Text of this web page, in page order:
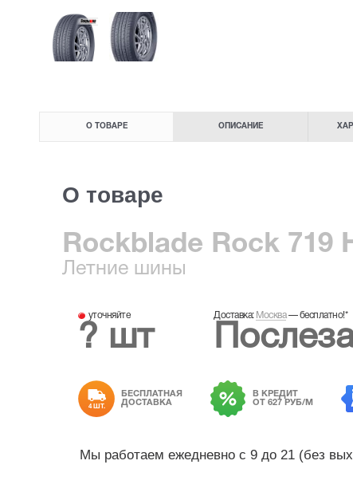
О ТОВАРЕ ОПИСАНИЕ
О товаре
Rockblade Rock 719
Летние шины
уточняйте
? шт
Доставка: Москва—бесплатно!*
4 ШТ.
БЕСПЛАТНАЯ
ДОСТАВКА
В КРЕДИТ
ОТ 627 РУБ/М
Мы работаем ежедневно с 9 до 21 (без